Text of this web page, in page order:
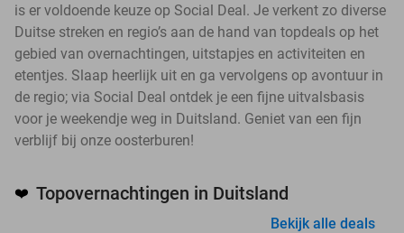
is er voldoende keuze op Social Deal. Je verkent zo diverse
Duitse streken en regio’s aan de hand van topdeals op het
gebied van overnachtingen, uitstapjes en activiteiten en
etentjes. Slaap heerlijk uit en ga vervolgens op avontuur in
de regio; via Social Deal ontdek je een fijne uitvalsbasis
voor je weekendje weg in Duitsland. Geniet van een fijn
verblijf bij onze oosterburen!
❤️ Topovernachtingen in Duitsland
Bekijk alle deals